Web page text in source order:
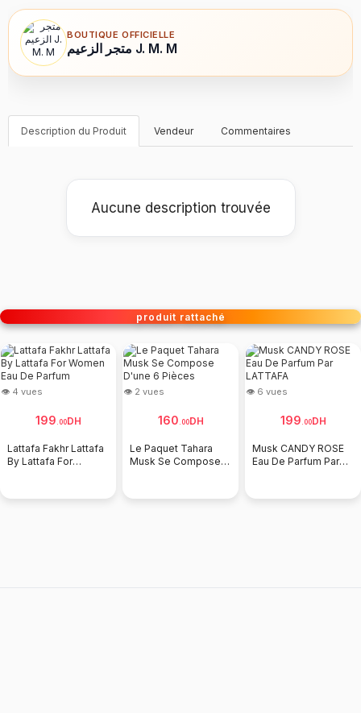
BOUTIQUE OFFICIELLE
متجر الزعيم J. M. M
Description du Produit Vendeur Commentaires
Aucune description trouvée
produit rattaché
👁 4 vues
199 00DH
Lattafa Fakhr Lattafa
By Lattafa For
👁 2 vues
160 00DH
Le Paquet Tahara
Musk Se Compose
👁 6 vues
199 00DH
Musk CANDY ROSE
Eau De Parfum Par